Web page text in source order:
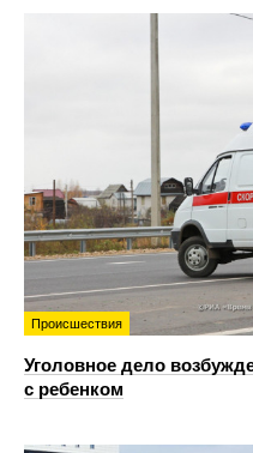
Происшествия
Уголовное дело
с ребенком